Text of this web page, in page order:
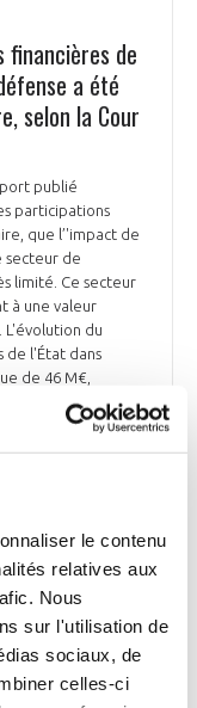
le contenu
relatives aux
Nous
sur l'utilisation de
sociaux, de
celles-ci
de
a été
selon la Cour
publié
participations
que l’'impact de
secteur de
limité. Ce secteur
à une valeur
L'évolution du
de l'État dans
de 46 M€,
à 8,420 Md€. Les
enregistré
leur résultat
intérêts
semble désormais
stratégiques
d'une autonomie
dans une
le rapport.